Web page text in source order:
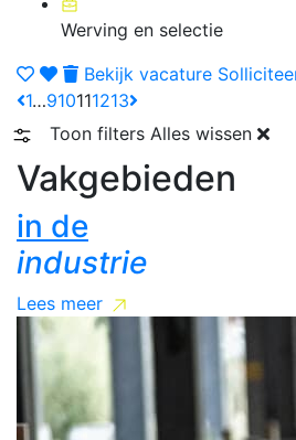
Werving en selectie
Bekijk vacature
1…910111213
Toon filters Alles wissen
Vakgebieden
in de
industrie
Lees meer